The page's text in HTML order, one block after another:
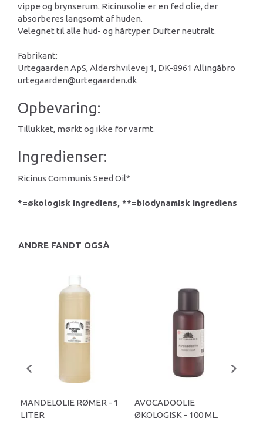
vippe og brynserum. Ricinusolie er en fed olie, der
absorberes langsomt af huden.
Velegnet til alle hud- og hårtyper. Dufter neutralt.
Fabrikant:
Urtegaarden ApS, Aldershvilevej 1, DK-8961 Allingåbro
urtegaarden@urtegaarden.dk
Opbevaring:
Tillukket, mørkt og ikke for varmt.
Ingredienser:
Ricinus Communis Seed Oil*
*=økologisk ingrediens, **=biodynamisk ingrediens
ANDRE FANDT OGSÅ
MANDELOLIE RØMER - 1
LITER
AVOCADOOLIE
ØKOLOGISK - 100 ML.